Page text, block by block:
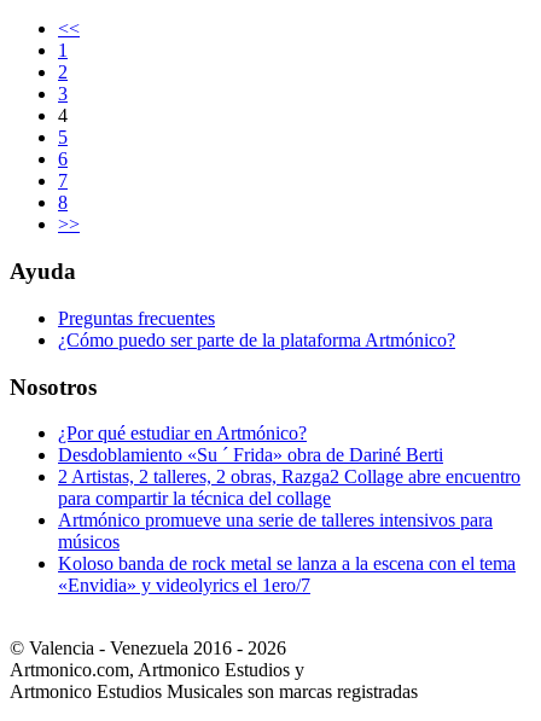
<<
1
2
3
4
5
6
7
8
>>
Ayuda
Preguntas frecuentes
¿Cómo puedo ser parte de la plataforma Artmónico?
Nosotros
¿Por qué estudiar en Artmónico?
Desdoblamiento «Su ´ Frida» obra de Dariné Berti
2 Artistas, 2 talleres, 2 obras, Razga2 Collage abre encuentro
para compartir la técnica del collage
Artmónico promueve una serie de talleres intensivos para
músicos
Koloso banda de rock metal se lanza a la escena con el tema
«Envidia» y videolyrics el 1ero/7
© Valencia - Venezuela 2016 - 2026
Artmonico.com, Artmonico Estudios y
Artmonico Estudios Musicales son marcas registradas